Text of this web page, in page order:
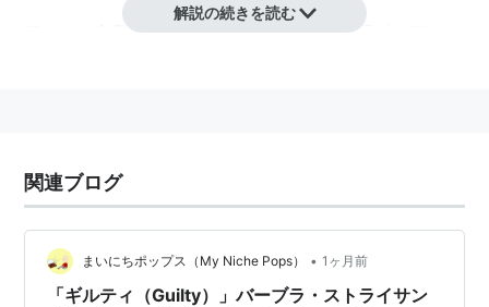
アメリカ合衆国の歌手、女優、作曲家、映画プロデュー
解説の続きを読む
関連ブログ
まいにちポップス（My Niche Pops） • 1ヶ月前
「ギルティ（Guilty）」バーブラ・ストライサン